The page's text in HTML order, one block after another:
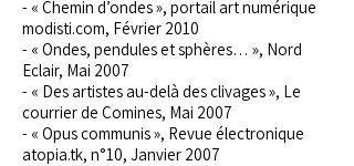
- « Chemin d’ondes », portail art numérique
modisti.com, Février 2010
- « Ondes, pendules et sphères… », Nord
Eclair, Mai 2007
- « Des artistes au-delà des clivages », Le
courrier de Comines, Mai 2007
- « Opus communis », Revue électronique
atopia.tk, n°10, Janvier 2007